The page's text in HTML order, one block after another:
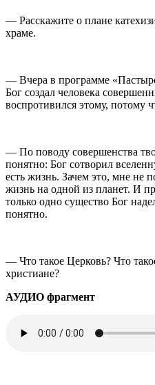
— Расскажите о плане
храме.
— Вчера в программе
Бог создал человека
воспротивился этому, потому
— По поводу совершенства
понятно: Бог сотворил
есть жизнь. Зачем это, мне не
жизнь на одной из планет. И
только одно существо Бог
понятно.
— Что такое Церковь? Что
христиане?
АУДИО фрагмент